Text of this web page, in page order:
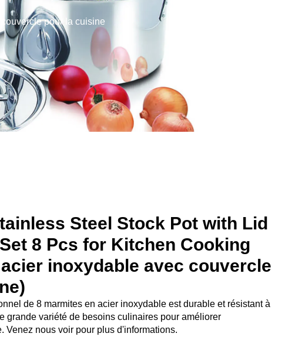
pour la cuisine
Steel Stock Pot with Lid
8 Pcs for Kitchen Cooking
inoxydable avec couvercle
de 8 marmites en acier inoxydable est durable et résistant à
grande variété de besoins culinaires pour améliorer
Venez nous voir pour plus d'informations.